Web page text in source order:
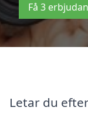
Få 3
Letar du